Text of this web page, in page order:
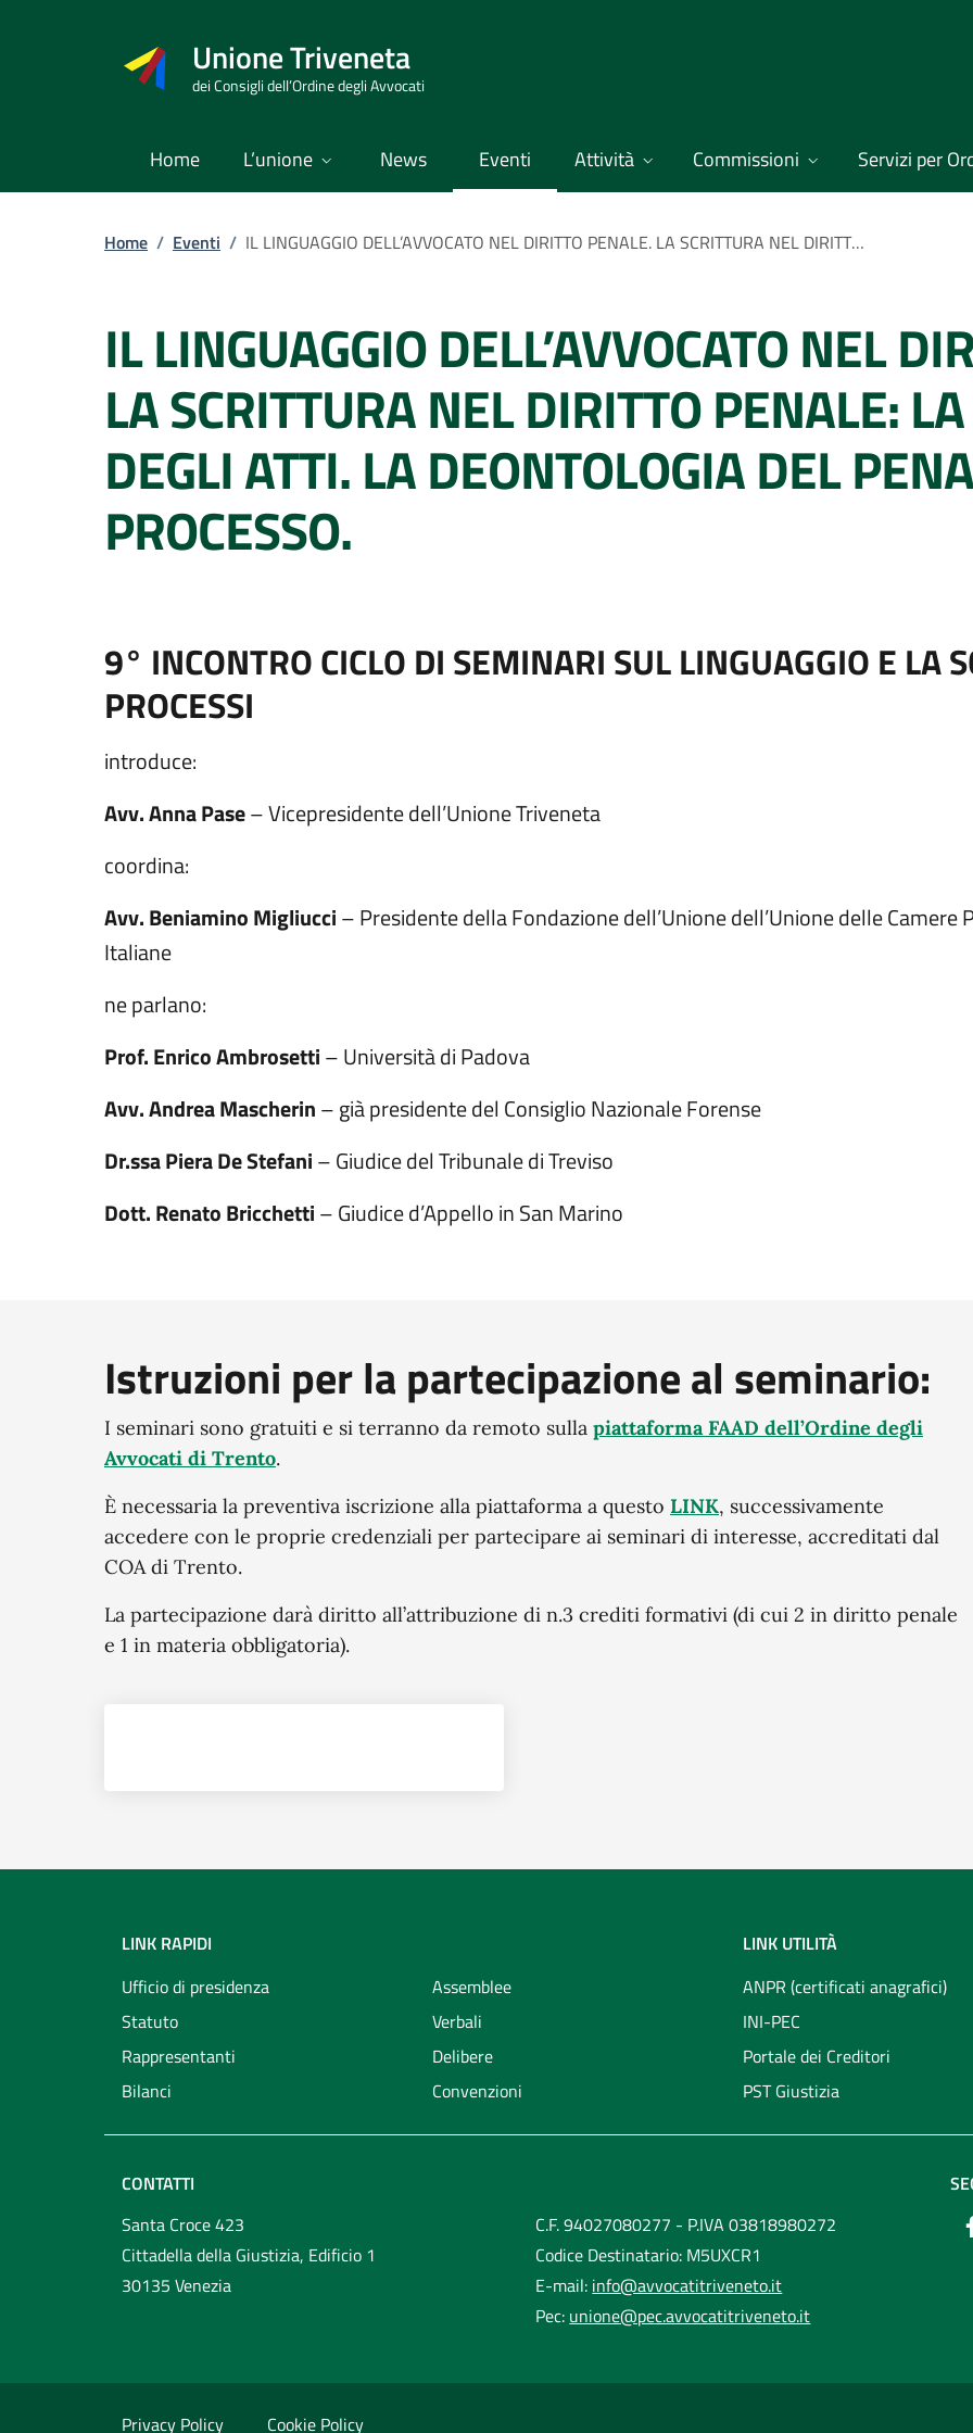
Unione Triveneta
dei Consigli dell’Ordine degli Avvocati
Home L’unione News Eventi Attività Commissioni Servizi per
Home / Eventi / IL LINGUAGGIO DELL’AVVOCATO NEL DIRITTO PENALE. LA SCRITTURA NEL DIRITTO PENALE: LA REDAZIONE DEGLI ATTI. LA DEONTOLOGIA DEL PENALISTA NEL PROCESSO.
IL LINGUAGGIO DELL’AVVOCATO NEL
LA SCRITTURA NEL DIRITTO PENALE:
DEGLI ATTI. LA DEONTOLOGIA DEL
PROCESSO.
9° INCONTRO CICLO DI SEMINARI SUL LINGUAGGIO E LA
PROCESSI
introduce:
Avv. Anna Pase– Vicepresidente dell’Unione Triveneta
coordina:
Avv. Beniamino Migliucci– Presidente della Fondazione dell’Unione dell’Unione delle Camere
Italiane
ne parlano:
Prof. Enrico Ambrosetti– Università di Padova
Avv. Andrea Mascherin– già presidente del Consiglio Nazionale Forense
Dr.ssa Piera De Stefani– Giudice del Tribunale di Treviso
Dott. Renato Bricchetti– Giudice d’Appello in San Marino
Istruzioni per la partecipazione al seminario:
I seminari sono gratuiti e si terranno da remoto sulla piattaforma FAAD dell’Ordine degli
Avvocati di Trento.
È necessaria la preventiva iscrizione alla piattaforma a questo LINK, successivamente
accedere con le proprie credenziali per partecipare ai seminari di interesse, accreditati dal
COA di Trento.
La partecipazione darà diritto all’attribuzione di n.3 crediti formativi (di cui 2 in diritto penale
e 1 in materia obbligatoria).
LINK RAPIDI
Ufficio di presidenza
Statuto
Rappresentanti
Bilanci
Assemblee
Verbali
Delibere
Convenzioni
LINK UTILITÀ
ANPR (certificati anagrafici)
INI-PEC
Portale dei Creditori
PST Giustizia
CONTATTI
Santa Croce 423
Cittadella della Giustizia, Edificio 1
30135 Venezia
C.F. 94027080277 - P.IVA 03818980272
Codice Destinatario: M5UXCR1
E-mail: info@avvocatitriveneto.it
Pec: unione@pec.avvocatitriveneto.it
Privacy Policy Cookie Policy